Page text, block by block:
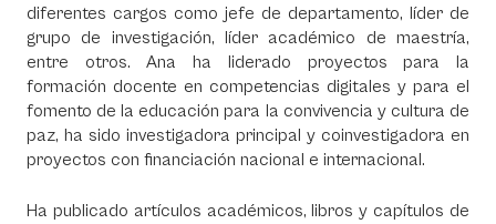
diferentes cargos como jefe de departamento, líder de
grupo de investigación, líder académico de maestría,
entre otros. Ana ha liderado proyectos para la
formación docente en competencias digitales y para el
fomento de la educación para la convivencia y cultura de
paz, ha sido investigadora principal y coinvestigadora en
proyectos con financiación nacional e internacional.
Ha publicado artículos académicos, libros y capítulos de